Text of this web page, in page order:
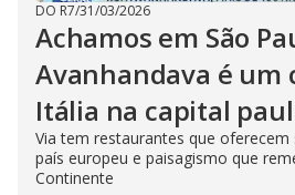
DO R7/31/03/2026
Achamos em São
Avanhandava é um
Itália na capital
Via tem restaurantes que
país europeu e paisagismo que
Continente